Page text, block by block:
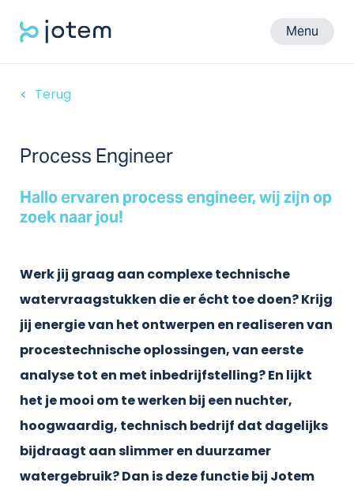
Menu
Terug
Process Engineer
Hallo ervaren process engineer, wij zijn op
zoek naar jou!
Werk jij graag aan complexe technische
watervraagstukken die er écht toe doen? Krijg
jij energie van het ontwerpen en realiseren van
procestechnische oplossingen, van eerste
analyse tot en met inbedrijfstelling? En lijkt
het je mooi om te werken bij een nuchter,
hoogwaardig, technisch bedrijf dat dagelijks
bijdraagt aan slimmer en duurzamer
watergebruik? Dan is deze functie bij Jotem